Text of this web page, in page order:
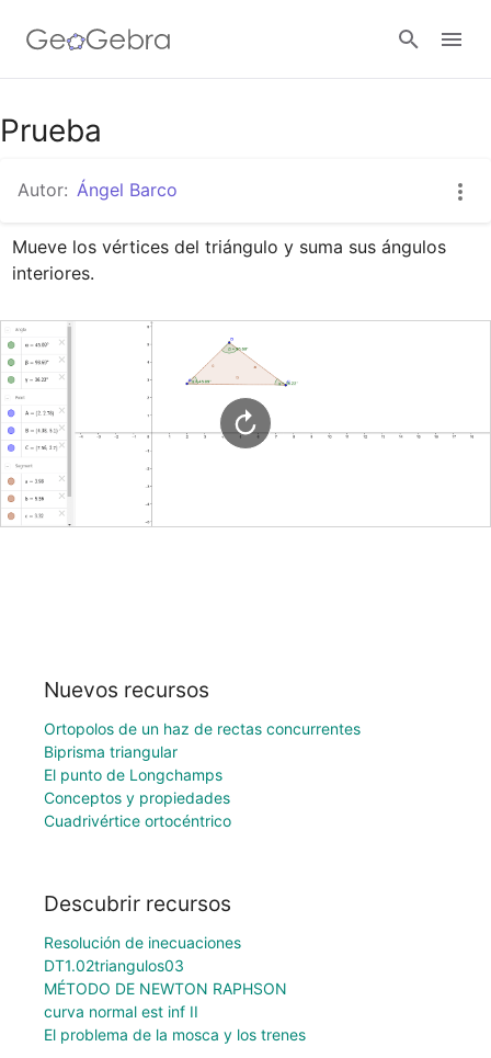
Google Classroom
GeoGebra Classroom
Prueba
Autor: Ángel Barco
Mueve los vértices del triángulo y suma sus ángulos
interiores.
Nuevos recursos
Ortopolos de un haz de rectas concurrentes
Biprisma triangular
El punto de Longchamps
Conceptos y propiedades
Cuadrivértice ortocéntrico
Descubrir recursos
Resolución de inecuaciones
DT1.02triangulos03
MÉTODO DE NEWTON RAPHSON
curva normal est inf II
El problema de la mosca y los trenes